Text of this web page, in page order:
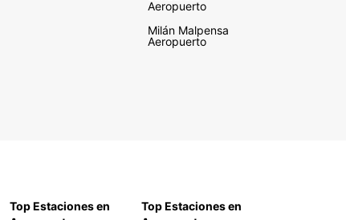
Aeropuerto
Milán Malpensa
Aeropuerto
Top Estaciones en
Top Estaciones en